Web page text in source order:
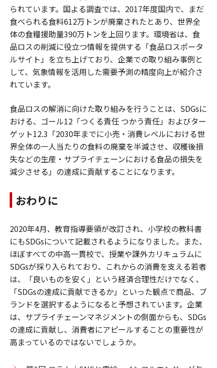
られています。国よる調査では、2017年度国内で、まだ
食べられる食料612万トンが廃棄されたとあり、世界全
体の食糧援助量390万トンを上回ります。環境省は、食
品ロスの削減に役立つ情報を提供する「食品ロスポータ
ルサイト」を立ち上げており、企業での取り組み事例と
して、気象情報を活用した需要予測の精度向上が紹介さ
れています。
食品ロスの解消に向けた取り組みを行うことは、SDGsに
おける、ゴール12「つくる責任 つかう責任」およびター
ゲット12.3「2030年までに小売・消費レベルにおける世
界全体の一人当たりの食料の廃棄を半減させ、収穫後損
失などの生産・サプライチェーンにおける食品の損失を
減少させる」の達成に貢献することになります。
おわりに
2020年4月、教育指導要領が改訂され、小学校の教科書
にもSDGsについて記載されるようになりました。また、
ほぼすべての中高一貫校で、授業や課外カリキュラムに
SDGsが採り入られており、これからの消費を支える若者
は、「良いものを安く」という経済合理性だけでなく、
「SDGsの達成に貢献できるか」といった観点で商品、ブ
ランドを選択するようになると予想されています。企業
は、サプライチェーンマネジメントの側面からも、SDGs
の達成に貢献し、消費者にアピールすることの重要性が
高まっているのではないでしょうか。